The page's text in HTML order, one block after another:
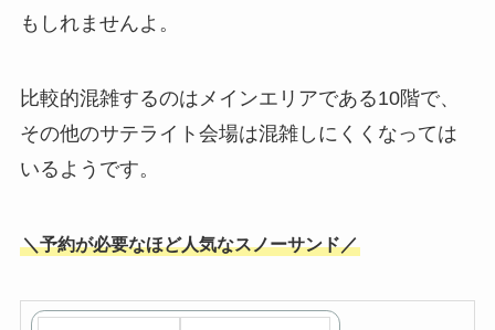
もしれませんよ。
比較的混雑するのはメインエリアである10階で、
その他のサテライト会場は混雑しにくくなっては
いるようです。
＼予約が必要なほど人気なスノーサンド／